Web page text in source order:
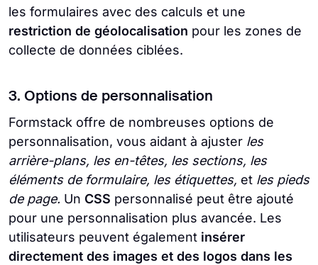
les formulaires avec des calculs et une
restriction de géolocalisation pour les zones de
collecte de données ciblées.
3. Options de personnalisation
Formstack offre de nombreuses options de
personnalisation, vous aidant à ajuster les
arrière-plans, les en-têtes, les sections, les
éléments de formulaire, les étiquettes, et les pieds
de page. Un CSS personnalisé peut être ajouté
pour une personnalisation plus avancée. Les
utilisateurs peuvent également insérer
directement des images et des logos dans les